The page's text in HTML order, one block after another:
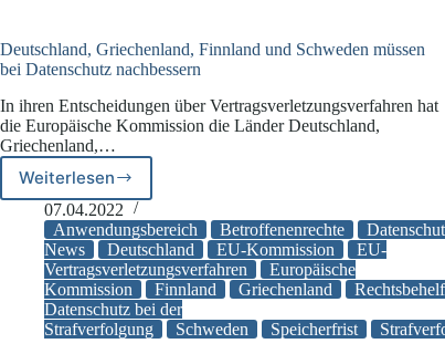
Deutschland, Griechenland, Finnland und Schweden müssen
bei Datenschutz nachbessern
In ihren Entscheidungen über Vertragsverletzungsverfahren hat
die Europäische Kommission die Länder Deutschland,
Griechenland,…
WeiterlesenDeutschland,
Griechenland,
Finnland
und
Schweden
müssen
bei
Datenschutz
07.04.2022
Anwendungsbereich
Betroffenenrechte
News
Deutschland EU-Kommission
EU-
Vertragsverletzungsverfahren
Europäische
Kommission
Finnland Griechenland Rechtsbehelf
Datenschutz bei der
Strafverfolgung
Schweden Speicherfrist